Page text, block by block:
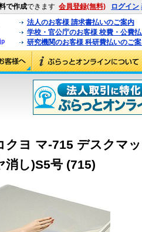
で作成できます 会員登録(無料) ログイン
法人のお客様 請求書払いのご案内
学校・官公庁のお客様 校費・公費
研究機関のお客様 科研費払いのご
クヨ マ-715 デスクマ
消し)S5号 (715)